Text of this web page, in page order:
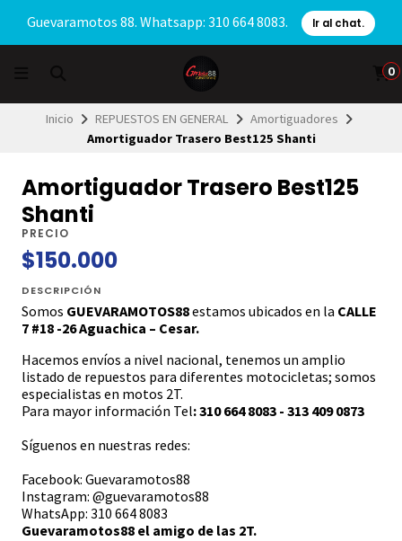
Guevaramotos 88. Whatsapp: 310 664 8083. Ir al chat.
0
Inicio REPUESTOS EN GENERAL
Amortiguadores
Amortiguador Trasero Best125 Shanti
Amortiguador Trasero Best125
Shanti
PRECIO
$150.000
DESCRIPCIÓN
Somos GUEVARAMOTOS88estamos ubicados en la CALLE
7 #18 -26 Aguachica – Cesar.
Hacemos envíos a nivel nacional, tenemos un amplio
listado de repuestos para diferentes motocicletas; somos
especialistas en motos 2T.
Para mayor información Tel: 310 664 8083 - 313 409 0873
Síguenos en nuestras redes:
Facebook: Guevaramotos88
Instagram: @guevaramotos88
WhatsApp: 310 664 8083
Guevaramotos88 el amigo de las 2T.